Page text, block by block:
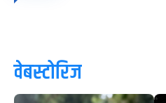
वेबस्टोरिज